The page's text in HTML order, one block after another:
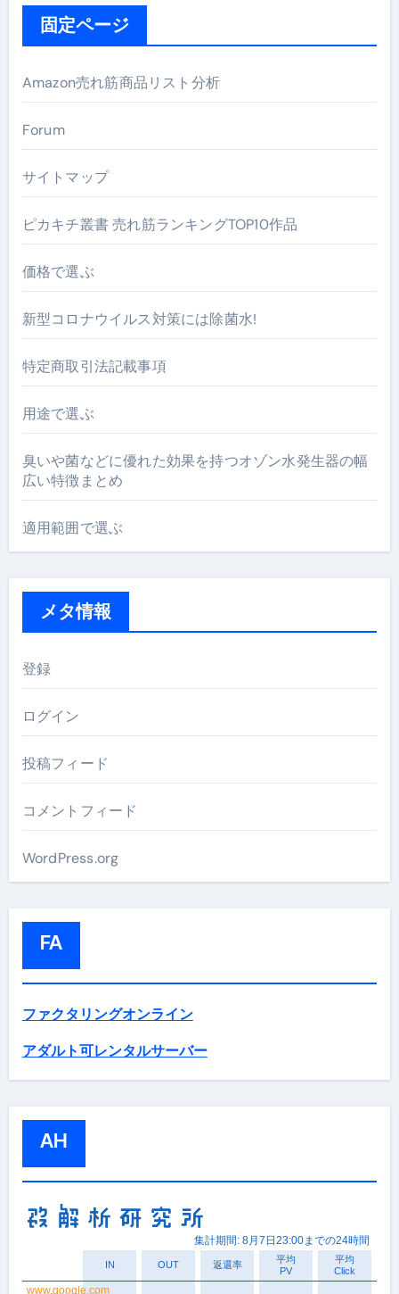
固定ページ
Amazon売れ筋商品リスト分析
Forum
サイトマップ
ピカキチ叢書 売れ筋ランキングTOP10作品
価格で選ぶ
新型コロナウイルス対策には除菌水!
特定商取引法記載事項
用途で選ぶ
臭いや菌などに優れた効果を持つオゾン水発生器の幅
広い特徴まとめ
適用範囲で選ぶ
メタ情報
登録
ログイン
投稿フィード
コメントフィード
WordPress.org
FA
ファクタリングオンライン
アダルト可レンタルサーバー
AH